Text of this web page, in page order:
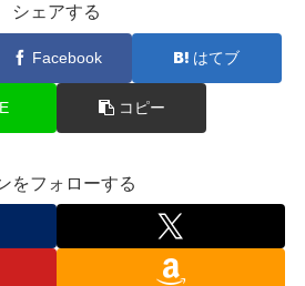
シェアする
Facebook はてブ
コピー
をフォローする